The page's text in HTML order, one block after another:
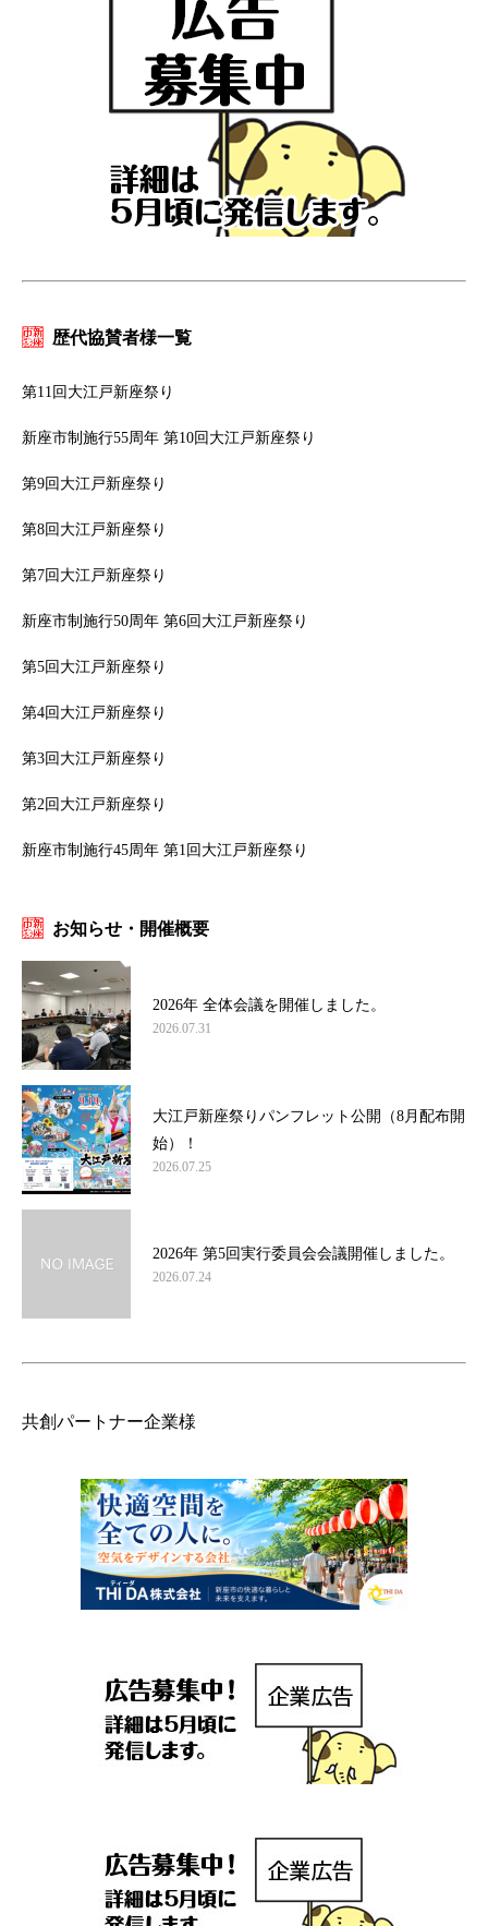
歴代協賛者様一覧
第11回大江戸新座祭り
新座市制施行55周年 第10回大江戸新座祭り
第9回大江戸新座祭り
第8回大江戸新座祭り
第7回大江戸新座祭り
新座市制施行50周年 第6回大江戸新座祭り
第5回大江戸新座祭り
第4回大江戸新座祭り
第3回大江戸新座祭り
第2回大江戸新座祭り
新座市制施行45周年 第1回大江戸新座祭り
お知らせ・開催概要
2026年 全体会議を開催しました。
2026.07.31
大江戸新座祭りパンフレット公開（8月配布開
始）！
2026.07.25
2026年 第5回実行委員会会議開催しました。
2026.07.24
共創パートナー企業様